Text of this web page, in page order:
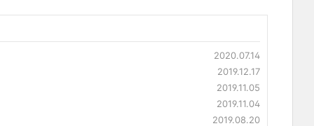
2020.07.14
2019.12.17
2019.11.05
2019.11.04
2019.08.20